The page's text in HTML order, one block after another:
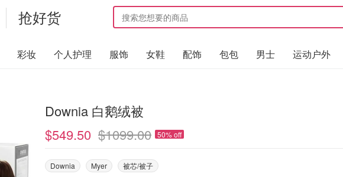
抢好货
彩妆 个人护理 服饰 女鞋 配饰 包包 男士 运动户外
Downia 白鹅绒被
$549.50 $1099.00 50% off
Downia Myer 被芯/被子